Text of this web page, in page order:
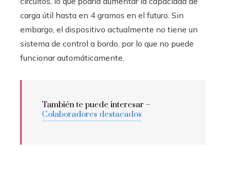
carga útil hasta en 4 gramos en el futuro. Sin
embargo, el dispositivo actualmente no tiene un
sistema de control a bordo, por lo que no puede
funcionar automáticamente.
También te puede interesar –
Colaboradores destacados